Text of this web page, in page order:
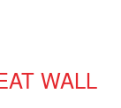
WALL